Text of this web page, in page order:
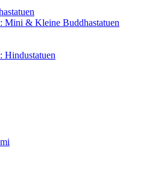
Mini & Kleine Buddhastatuen
Hindustatuen